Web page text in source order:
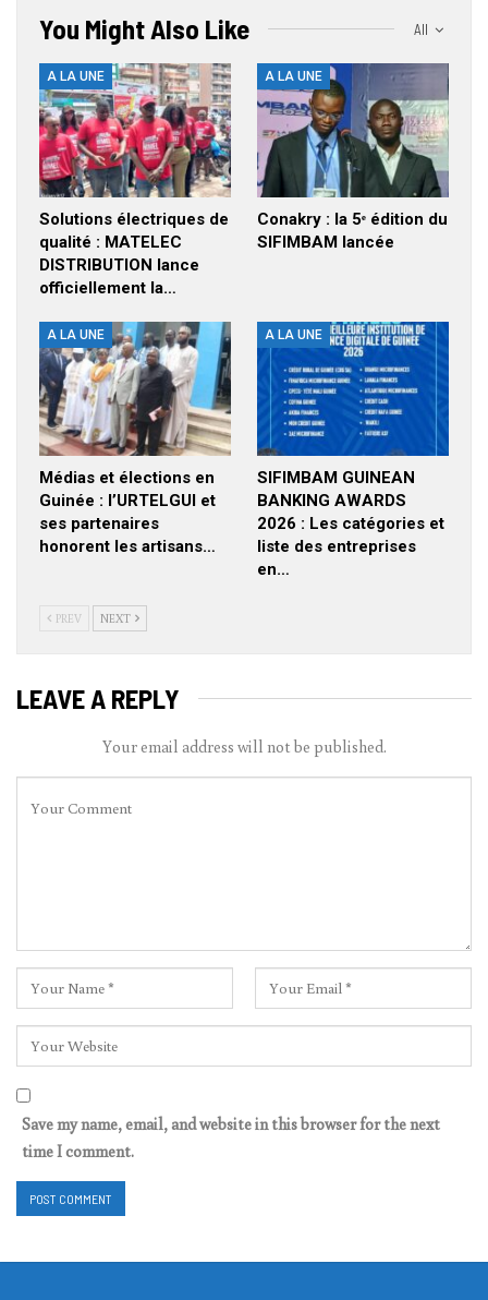
All
You Might Also Like
A LA UNE
Solutions électriques de
qualité : MATELEC
DISTRIBUTION lance
officiellement la…
A LA UNE
Conakry : la 5ᵉ édition du
SIFIMBAM lancée
A LA UNE
Médias et élections en
Guinée : l’URTELGUI et
ses partenaires
honorent les artisans…
A LA UNE
SIFIMBAM GUINEAN
BANKING AWARDS
2026 : Les catégories et
liste des entreprises
en…
PREV NEXT
LEAVE A REPLY
Your email address will not be published.
Save my name, email, and website in this browser for the next
time I comment.